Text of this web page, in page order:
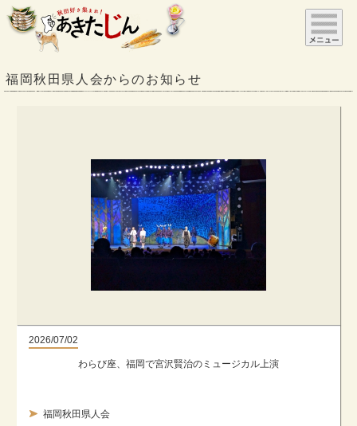
福岡秋田県人会からのお知らせ
2026/07/02
福岡秋田県人会
わらび座、福岡で宮沢賢治のミュージカル上演